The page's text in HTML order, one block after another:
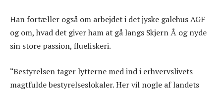
Han fortæller også om arbejdet i det jyske galehus AGF
og om, hvad det giver ham at gå langs Skjern Å og nyde
sin store passion, fluefiskeri.
“Bestyrelsen tager lytterne med ind i erhvervslivets
magtfulde bestyrelseslokaler. Her vil nogle af landets